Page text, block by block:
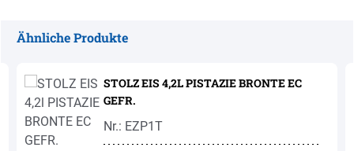
Ähnliche Produkte
STOLZ EIS 4,2L PISTAZIE BRONTE EC
GEFR.
Nr.: EZP1T